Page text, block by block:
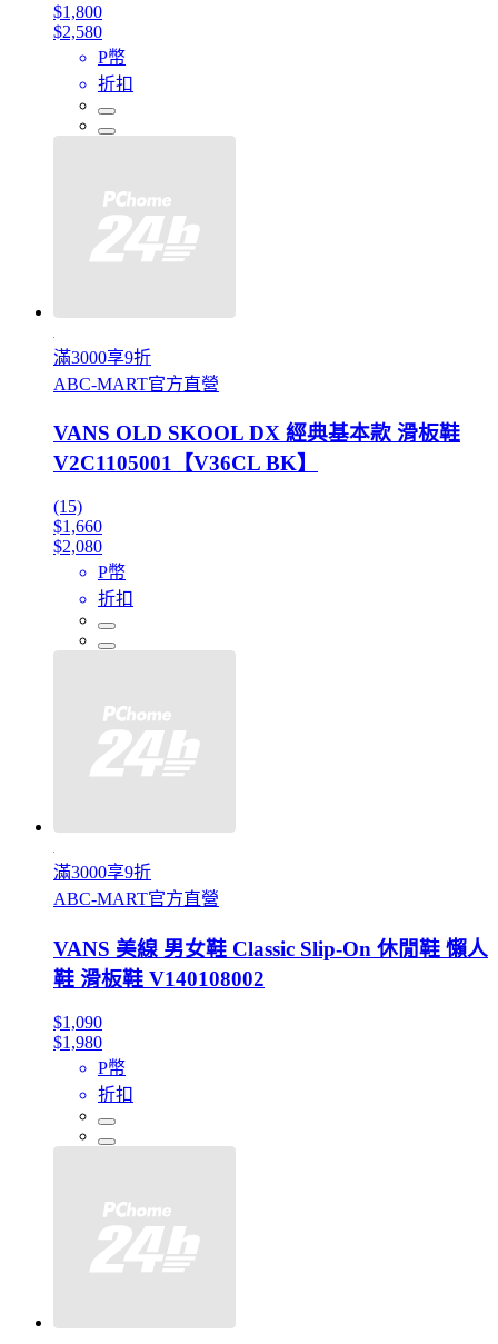
$1,800
$2,580
P幣
折扣
滿3000享9折
ABC-MART官方直營
VANS OLD SKOOL DX 經典基本款 滑板鞋
V2C1105001【V36CL BK】
(15)
$1,660
$2,080
P幣
折扣
滿3000享9折
ABC-MART官方直營
VANS 美線 男女鞋 Classic Slip-On 休閒鞋 懶人
鞋 滑板鞋 V140108002
$1,090
$1,980
P幣
折扣